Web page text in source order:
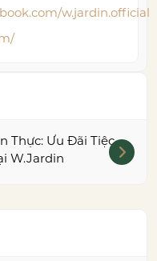
w.jardin.official